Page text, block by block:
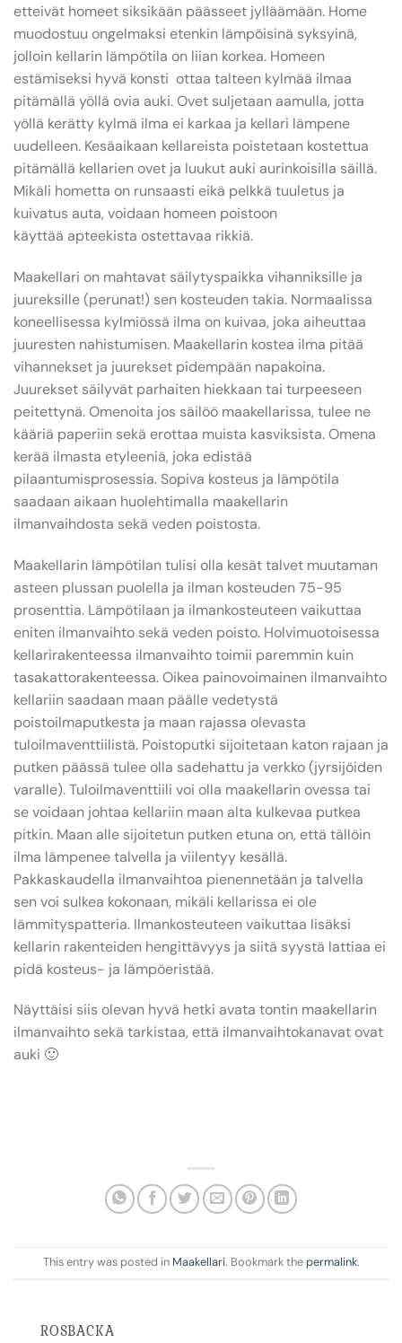
etteivät homeet siksikään päässeet jylläämään. Home
muodostuu ongelmaksi etenkin lämpöisinä syksyinä,
jolloin kellarin lämpötila on liian korkea. Homeen
estämiseksi hyvä konsti ottaa talteen kylmää ilmaa
pitämällä yöllä ovia auki. Ovet suljetaan aamulla, jotta
yöllä kerätty kylmä ilma ei karkaa ja kellari lämpene
uudelleen. Kesäaikaan kellareista poistetaan kostettua
pitämällä kellarien ovet ja luukut auki aurinkoisilla säillä.
Mikäli hometta on runsaasti eikä pelkkä tuuletus ja
kuivatus auta, voidaan homeen poistoon
käyttää apteekista ostettavaa rikkiä.
Maakellari on mahtavat säilytyspaikka vihanniksille ja
juureksille (perunat!) sen kosteuden takia. Normaalissa
koneellisessa kylmiössä ilma on kuivaa, joka aiheuttaa
juuresten nahistumisen. Maakellarin kostea ilma pitää
vihannekset ja juurekset pidempään napakoina.
Juurekset säilyvät parhaiten hiekkaan tai turpeeseen
peitettynä. Omenoita jos säilöö maakellarissa, tulee ne
kääriä paperiin sekä erottaa muista kasviksista. Omena
kerää ilmasta etyleeniä, joka edistää
pilaantumisprosessia. Sopiva kosteus ja lämpötila
saadaan aikaan huolehtimalla maakellarin
ilmanvaihdosta sekä veden poistosta.
Maakellarin lämpötilan tulisi olla kesät talvet muutaman
asteen plussan puolella ja ilman kosteuden 75-95
prosenttia. Lämpötilaan ja ilmankosteuteen vaikuttaa
eniten ilmanvaihto sekä veden poisto. Holvimuotoisessa
kellarirakenteessa ilmanvaihto toimii paremmin kuin
tasakattorakenteessa. Oikea painovoimainen ilmanvaihto
kellariin saadaan maan päälle vedetystä
poistoilmaputkesta ja maan rajassa olevasta
tuloilmaventtiilistä. Poistoputki sijoitetaan katon rajaan ja
putken päässä tulee olla sadehattu ja verkko (jyrsijöiden
varalle). Tuloilmaventtiili voi olla maakellarin ovessa tai
se voidaan johtaa kellariin maan alta kulkevaa putkea
pitkin. Maan alle sijoitetun putken etuna on, että tällöin
ilma lämpenee talvella ja viilentyy kesällä.
Pakkaskaudella ilmanvaihtoa pienennetään ja talvella
sen voi sulkea kokonaan, mikäli kellarissa ei ole
lämmityspatteria. Ilmankosteuteen vaikuttaa lisäksi
kellarin rakenteiden hengittävyys ja siitä syystä lattiaa ei
pidä kosteus- ja lämpöeristää.
Näyttäisi siis olevan hyvä hetki avata tontin maakellarin
ilmanvaihto sekä tarkistaa, että ilmanvaihtokanavat ovat
auki 🙂
This entry was posted in Maakellari. Bookmark the permalink.
ROSBACKA